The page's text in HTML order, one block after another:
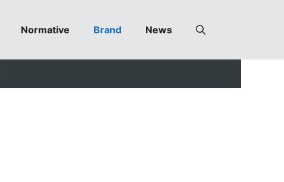
Normative Brand News